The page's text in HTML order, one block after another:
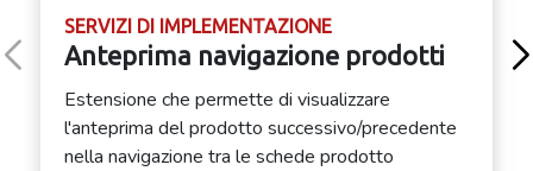
SERVIZI DI IMPLEMENTAZIONE
Anteprima navigazione prodotti
Estensione che permette di visualizzare
l'anteprima del prodotto successivo/precedente
nella navigazione tra le schede prodotto